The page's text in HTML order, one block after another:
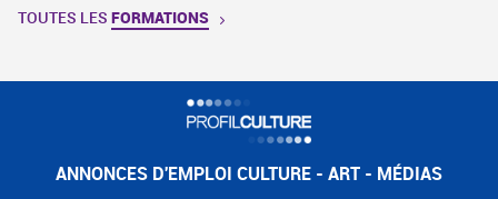
TOUTES LES FORMATIONS
ANNONCES D'EMPLOI CULTURE - ART - MÉDIAS